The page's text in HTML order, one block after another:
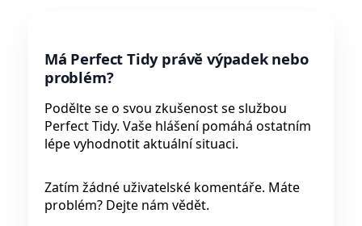
Má Perfect Tidy právě výpadek nebo
problém?
Podělte se o svou zkušenost se službou
Perfect Tidy. Vaše hlášení pomáhá ostatním
lépe vyhodnotit aktuální situaci.
Zatím žádné uživatelské komentáře. Máte
problém? Dejte nám vědět.